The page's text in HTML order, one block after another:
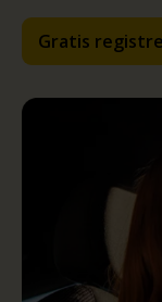
Gratis